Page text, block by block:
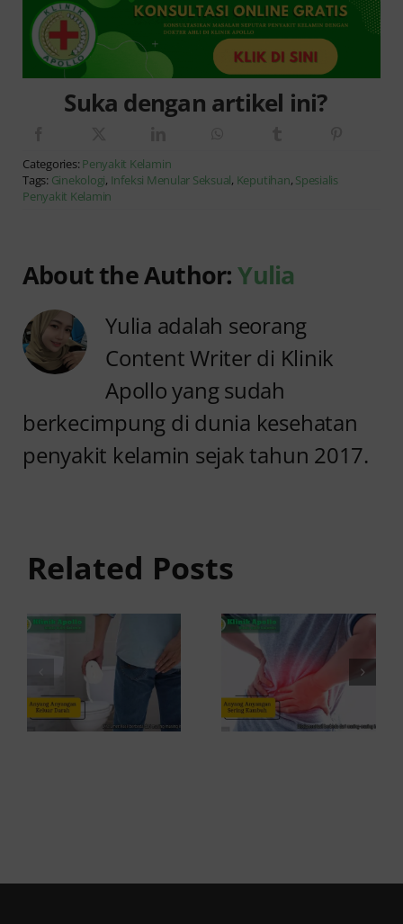
Suka dengan artikel ini?
Categories: Penyakit Kelamin
Tags: Ginekologi, Infeksi Menular Seksual, Keputihan, Spesialis
Penyakit Kelamin
About the Author:Yulia
Yulia adalah seorang
Content Writer di Klinik
Apollo yang sudah
berkecimpung di dunia kesehatan
penyakit kelamin sejak tahun 2017.
Related Posts
Anyang
Darah:
Penyebab
dan Kapan
ke Dokter
Kambuh
dan Cara
Atasinya